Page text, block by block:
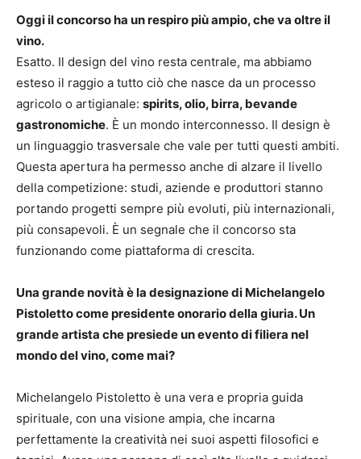
Oggi il concorso ha un respiro più ampio, che va oltre il
vino.
Esatto. Il design del vino resta centrale, ma abbiamo
esteso il raggio a tutto ciò che nasce da un processo
agricolo o artigianale: spirits, olio, birra, bevande
gastronomiche. È un mondo interconnesso. Il design è
un linguaggio trasversale che vale per tutti questi ambiti.
Questa apertura ha permesso anche di alzare il livello
della competizione: studi, aziende e produttori stanno
portando progetti sempre più evoluti, più internazionali,
più consapevoli. È un segnale che il concorso sta
funzionando come piattaforma di crescita.
Una grande novità è la designazione di Michelangelo
Pistoletto come presidente onorario della giuria. Un
grande artista che presiede un evento di filiera nel
mondo del vino, come mai?
Michelangelo Pistoletto è una vera e propria guida
spirituale, con una visione ampia, che incarna
perfettamente la creatività nei suoi aspetti filosofici e